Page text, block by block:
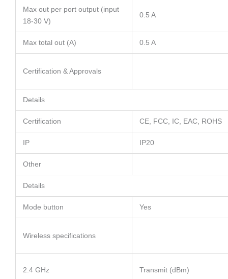
Max out per port output (input
18-30 V)
0.5 A
Max total out (A) 0.5 A
Certification & Approvals
Details
Certification CE, FCC, IC, EAC, ROHS
IP IP20
Other
Details
Mode button Yes
Wireless specifications
2.4 GHz Transmit (dBm)